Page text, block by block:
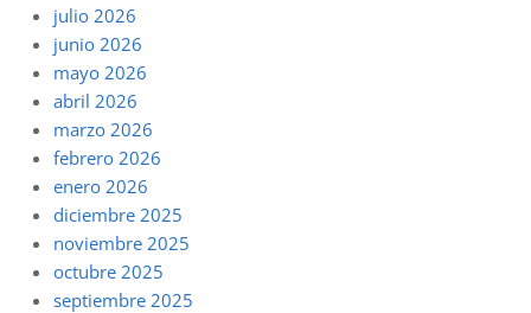
julio 2026
junio 2026
mayo 2026
abril 2026
marzo 2026
febrero 2026
enero 2026
diciembre 2025
noviembre 2025
octubre 2025
septiembre 2025